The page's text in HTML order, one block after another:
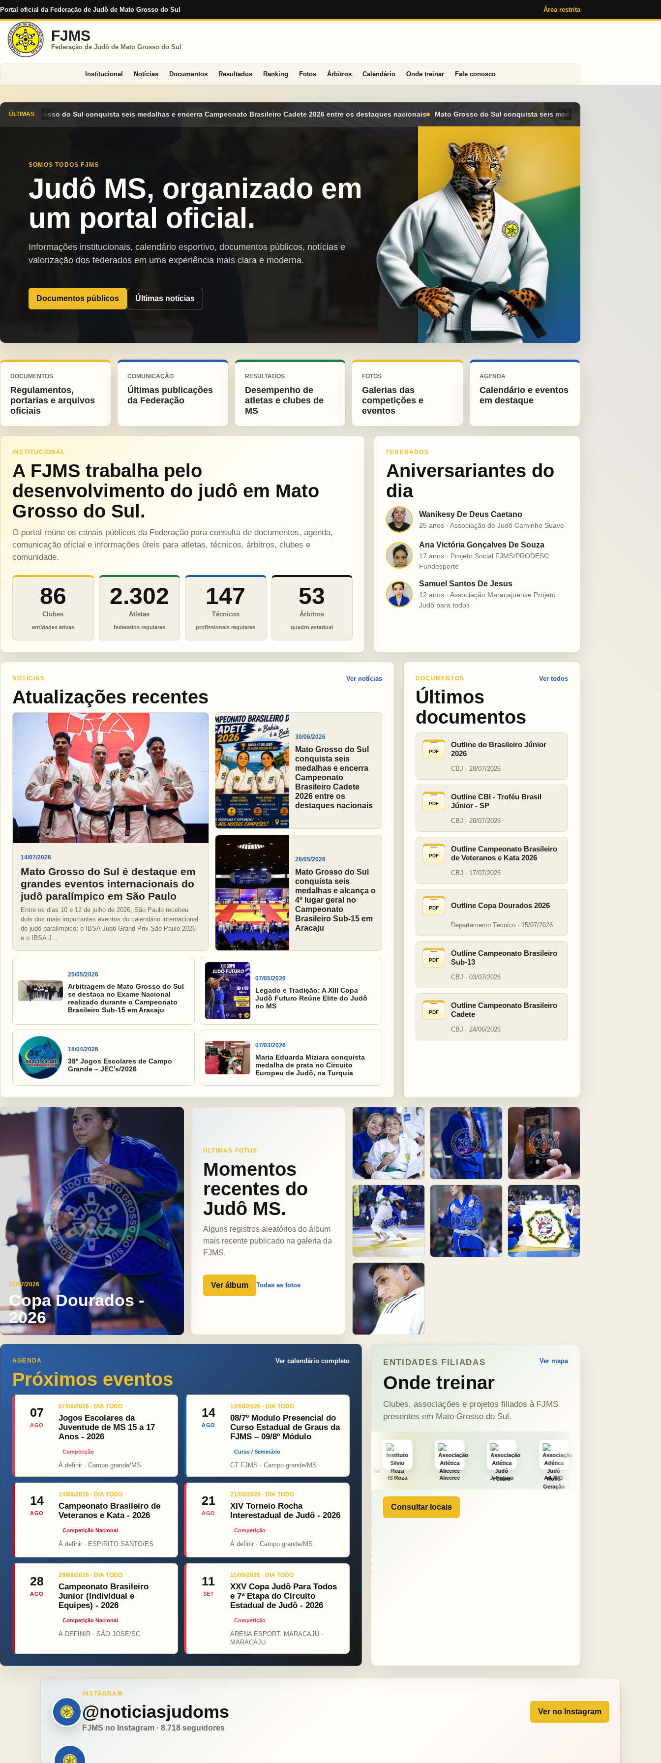
Portal oficial da Federação de Judô de Mato Grosso do Sul Área restrita
FJMS
Federação de Judô de Mato Grosso do Sul
Institucional Notícias Documentos Resultados Ranking Fotos Árbitros Calendário Onde treinar Fale conosco
ÚLTIMAS
seis medalhas e encerra Campeonato Brasileiro Cadete 2026 entre os destaques nacionais Mato Grosso do Sul conquista seis medalhas e alcança o 4º lugar geral no Campeonato Brasileiro
SOMOS TODOS FJMS
Judô MS, organizado em
um portal oficial.
Informações institucionais, calendário esportivo, documentos públicos, notícias e
valorização dos federados em uma experiência mais clara e moderna.
Documentos públicos Últimas notícias
DOCUMENTOS
Regulamentos,
portarias e arquivos
oficiais
COMUNICAÇÃO
Últimas publicações
da Federação
RESULTADOS
Desempenho de
atletas e clubes de
MS
FOTOS
Galerias das
competições e
eventos
AGENDA
Calendário e eventos
em destaque
INSTITUCIONAL
A FJMS trabalha pelo
desenvolvimento do judô em Mato
Grosso do Sul.
O portal reúne os canais públicos da Federação para consulta de documentos, agenda,
comunicação oficial e informações úteis para atletas, técnicos, árbitros, clubes e
comunidade.
86
Clubes
entidades ativas
2.302
Atletas
federados regulares
147
Técnicos
profissionais regulares
53
Árbitros
quadro estadual
FEDERADOS
Aniversariantes do
dia
W Wanikesy De Deus Caetano
25 anos · Associação de Judô Caminho Suave
A
Ana Victória Gonçalves De Souza
17 anos · Projeto Social FJMS/PRODESC
Fundesporte
S
Samuel Santos De Jesus
12 anos · Associação Maracajuense Projeto
Judô para todos
NOTÍCIAS
Atualizações recentes
Ver notícias
14/07/2026
Mato Grosso do Sul é destaque em
grandes eventos internacionais do
judô paralímpico em São Paulo
Entre os dias 10 e 12 de julho de 2026, São Paulo recebeu
dois dos mais importantes eventos do calendário internacional
do judô paralímpico: o IBSA Judo Grand Prix São Paulo 2026
e o IBSA J...
30/06/2026
Mato Grosso do Sul
conquista seis
medalhas e encerra
Campeonato
Brasileiro Cadete
2026 entre os
destaques nacionais
28/05/2026
Mato Grosso do Sul
conquista seis
medalhas e alcança o
4º lugar geral no
Campeonato
Brasileiro Sub-15 em
Aracaju
25/05/2026
Arbitragem de Mato Grosso do Sul
se destaca no Exame Nacional
realizado durante o Campeonato
Brasileiro Sub-15 em Aracaju
07/05/2026
Legado e Tradição: A XIII Copa
Judô Futuro Reúne Elite do Judô
no MS
18/04/2026
38º Jogos Escolares de Campo
Grande – JEC’s/2026
07/03/2026
Maria Eduarda Miziara conquista
medalha de prata no Circuito
Europeu de Judô, na Turquia
DOCUMENTOS
Últimos
documentos
Ver todos
PDF
Outline do Brasileiro Júnior
2026
CBJ · 28/07/2026
PDF
Outline CBI - Troféu Brasil
Júnior - SP
CBJ · 28/07/2026
PDF
Outline Campeonato Brasileiro
de Veteranos e Kata 2026
CBJ · 17/07/2026
PDF Outline Copa Dourados 2026
Departamento Técnico · 15/07/2026
PDF
Outline Campeonato Brasileiro
Sub-13
CBJ · 03/07/2026
PDF
Outline Campeonato Brasileiro
Cadete
CBJ · 24/06/2026
25/07/2026
Copa Dourados -
2026
ÚLTIMAS FOTOS
Momentos
recentes do
Judô MS.
Alguns registros aleatórios do álbum
mais recente publicado na galeria da
FJMS.
Ver álbum Todas as fotos
AGENDA
Próximos eventos
Ver calendário completo
07
AGO
07/08/2026 · DIA TODO
Jogos Escolares da
Juventude de MS 15 a 17
Anos - 2026
Competição
Á definir · Campo grande/MS
14
AGO
14/08/2026 · DIA TODO
08/7º Modulo Presencial do
Curso Estadual de Graus da
FJMS – 09/8º Módulo
Curso / Seminário
CT FJMS · Campo grande/MS
14
AGO
14/08/2026 · DIA TODO
Campeonato Brasileiro de
Veteranos e Kata - 2026
Competição Nacional
Á definir · ESPIRITO SANTO/ES
21
AGO
21/08/2026 · DIA TODO
XIV Torneio Rocha
Interestadual de Judô - 2026
Competição
Á definir · Campo grande/MS
28
AGO
28/08/2026 · DIA TODO
Campeonato Brasileiro
Junior (Individual e
Equipes) - 2026
Competição Nacional
À DEFINIR · SÃO JOSE/SC
11
SET
11/09/2026 · DIA TODO
XXV Copa Judô Para Todos
e 7ª Etapa do Circuito
Estadual de Judô - 2026
Competição
ARENA ESPORT. MARACAJÚ ·
MARACAJU
ENTIDADES FILIADAS
Onde treinar
Ver mapa
Clubes, associações e projetos filiados à FJMS
presentes em Mato Grosso do Sul.
Top Fight ONÇA PINT PSOPJ IS Roza Alicerce J. Futuro AAJNG TSURU
Consultar locais
INSTAGRAM
@noticiasjudoms
FJMS no Instagram · 8.718 seguidores
Ver no Instagram